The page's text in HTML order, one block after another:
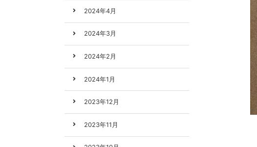
2024年4月
2024年3月
2024年2月
2024年1月
2023年12月
2023年11月